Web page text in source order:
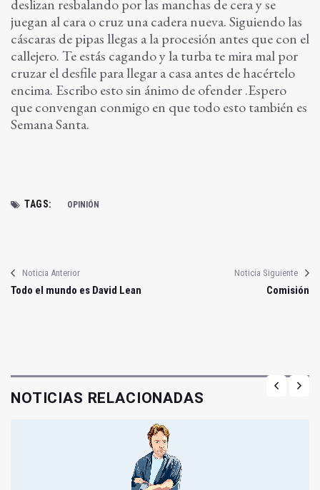
deslizan resbalando por las manchas de cera y se
juegan al cara o cruz una cadera nueva. Siguiendo las
cáscaras de pipas llegas a la procesión antes que con el
callejero. Te estás cagando y la turba te mira mal por
cruzar el desfile para llegar a casa antes de hacértelo
encima. Escribo esto sin ánimo de ofender .Espero
que convengan conmigo en que todo esto también es
Semana Santa.
TAGS: OPINIÓN
Noticia Anterior
Todo el mundo es David Lean
Noticia Siguiente
Comisión
NOTICIAS RELACIONADAS